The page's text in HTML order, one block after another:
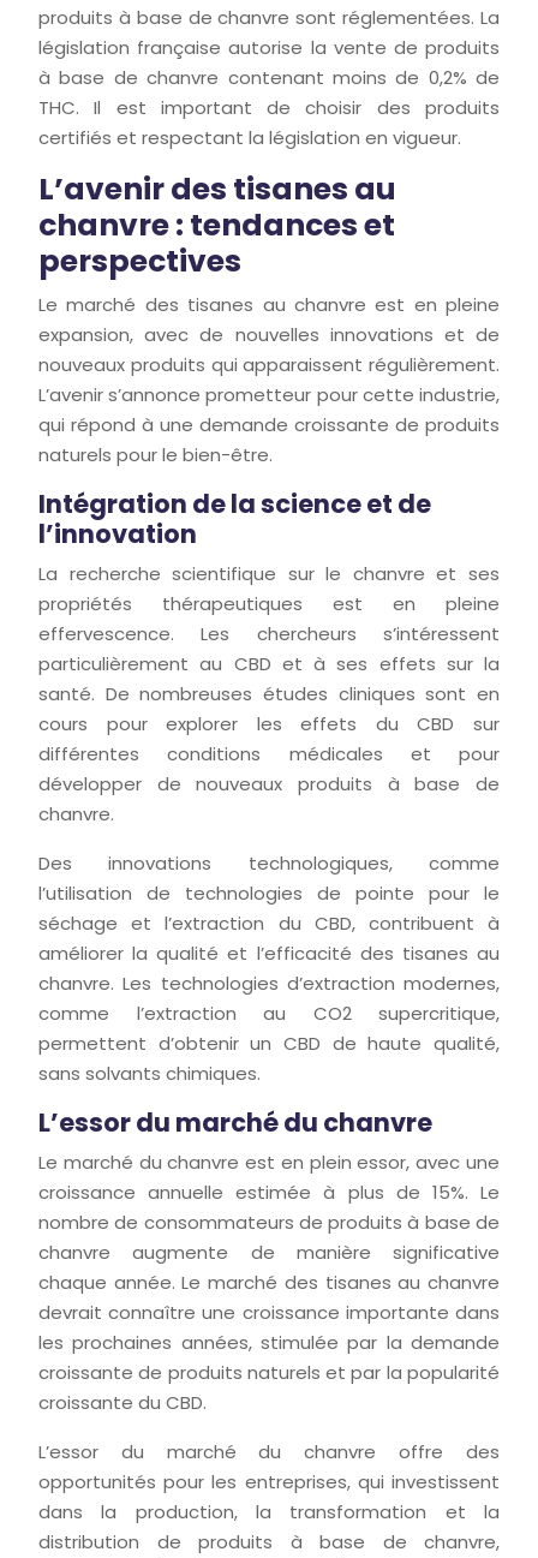
produits à base de chanvre sont réglementées. La
législation française autorise la vente de produits
à base de chanvre contenant moins de 0,2% de
THC. Il est important de choisir des produits
certifiés et respectant la législation en vigueur.
L’avenir des tisanes au
chanvre : tendances et
perspectives
Le marché des tisanes au chanvre est en pleine
expansion, avec de nouvelles innovations et de
nouveaux produits qui apparaissent régulièrement.
L’avenir s’annonce prometteur pour cette industrie,
qui répond à une demande croissante de produits
naturels pour le bien-être.
Intégration de la science et de
l’innovation
La recherche scientifique sur le chanvre et ses
propriétés thérapeutiques est en pleine
effervescence. Les chercheurs s’intéressent
particulièrement au CBD et à ses effets sur la
santé. De nombreuses études cliniques sont en
cours pour explorer les effets du CBD sur
différentes conditions médicales et pour
développer de nouveaux produits à base de
chanvre.
Des innovations technologiques, comme
l’utilisation de technologies de pointe pour le
séchage et l’extraction du CBD, contribuent à
améliorer la qualité et l’efficacité des tisanes au
chanvre. Les technologies d’extraction modernes,
comme l’extraction au CO2 supercritique,
permettent d’obtenir un CBD de haute qualité,
sans solvants chimiques.
L’essor du marché du chanvre
Le marché du chanvre est en plein essor, avec une
croissance annuelle estimée à plus de 15%. Le
nombre de consommateurs de produits à base de
chanvre augmente de manière significative
chaque année. Le marché des tisanes au chanvre
devrait connaître une croissance importante dans
les prochaines années, stimulée par la demande
croissante de produits naturels et par la popularité
croissante du CBD.
L’essor du marché du chanvre offre des
opportunités pour les entreprises, qui investissent
dans la production, la transformation et la
distribution de produits à base de chanvre,